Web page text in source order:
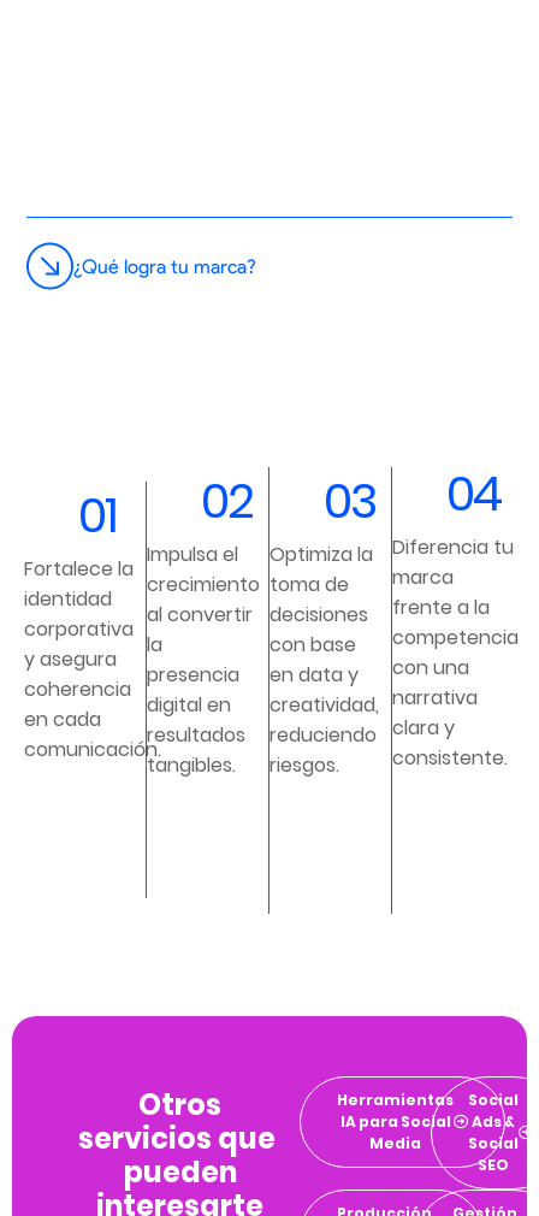
¿Qué logra tu marca?
01
Fortalece la
identidad
corporativa
y asegura
coherencia
en cada
comunicación.
02
Impulsa el
crecimiento
al convertir
la
presencia
digital en
resultados
tangibles.
03
Optimiza la
toma de
decisiones
con base
en data y
creatividad,
reduciendo
riesgos.
04
Diferencia tu
marca
frente a la
competencia
con una
narrativa
clara y
consistente.
Otros
servicios que
pueden
interesarte
Herramientas
IA para Social
Media
Social
Ads &
Social
SEO